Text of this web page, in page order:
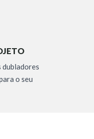
dubladores
o seu